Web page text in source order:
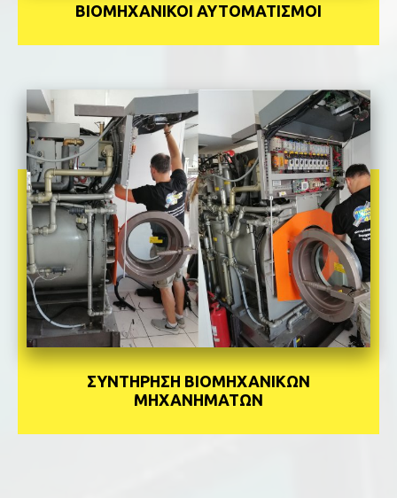
ΒΙΟΜΗΧΑΝΙΚΟΙ ΑΥΤΟΜΑΤΙΣΜΟΙ
ΣΥΝΤΗΡΗΣΗ ΒΙΟΜΗΧΑΝΙΚΩΝ
ΜΗΧΑΝΗΜΑΤΩΝ